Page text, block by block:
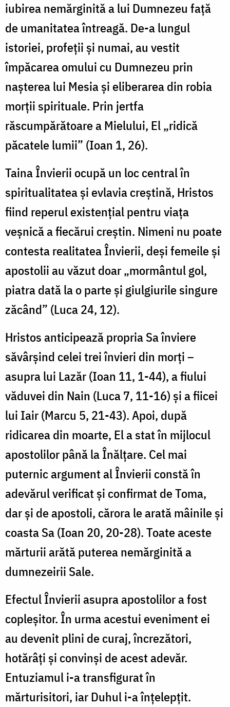
iubirea nemărginită a lui Dumnezeu față
de umanitatea întreagă. De-a lungul
istoriei, profeții și numai, au vestit
împăcarea omului cu Dumnezeu prin
nașterea lui Mesia și eliberarea din robia
morții spirituale. Prin jertfa
răscumpărătoare a Mielului, El „ridică
păcatele lumii” (Ioan 1, 26).
Taina Învierii ocupă un loc central în
spiritualitatea și evlavia creștină, Hristos
fiind reperul existențial pentru viața
veșnică a fiecărui creștin. Nimeni nu poate
contesta realitatea Învierii, deși femeile și
apostolii au văzut doar „mormântul gol,
piatra dată la o parte și giulgiurile singure
zăcând” (Luca 24, 12).
Hristos anticipează propria Sa înviere
săvârșind celei trei învieri din morți –
asupra lui Lazăr (Ioan 11, 1-44), a fiului
văduvei din Nain (Luca 7, 11-16) și a fiicei
lui Iair (Marcu 5, 21-43). Apoi, după
ridicarea din moarte, El a stat în mijlocul
apostolilor până la Înălțare. Cel mai
puternic argument al Învierii constă în
adevărul verificat și confirmat de Toma,
dar și de apostoli, cărora le arată mâinile și
coasta Sa (Ioan 20, 20-28). Toate aceste
mărturii arătă puterea nemărginită a
dumnezeirii Sale.
Efectul Învierii asupra apostolilor a fost
copleșitor. În urma acestui eveniment ei
au devenit plini de curaj, încrezători,
hotărâți și convinși de acest adevăr.
Entuziamul i-a transfigurat în
mărturisitori, iar Duhul i-a înțelepțit.